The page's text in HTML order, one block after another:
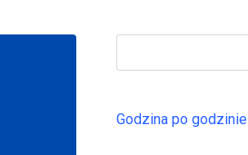
Godzina po godzinie